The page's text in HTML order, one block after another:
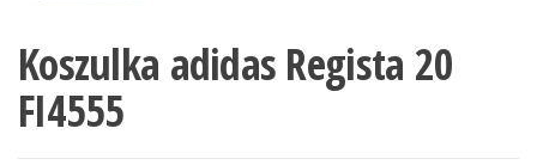
Koszulka adidas Regista 20
FI4555